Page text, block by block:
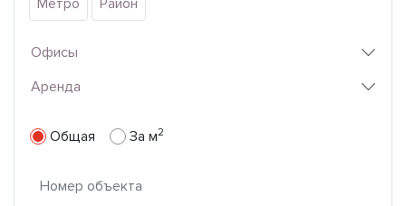
Метро Район
Офисы
Аренда
Общая За м2